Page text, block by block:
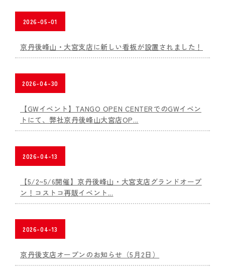
2026-05-01
京丹後峰山・大宮支店に新しい看板が設置されました！
2026-04-30
【GWイベント】TANGO OPEN CENTERでのGWイベン
トにて、弊社京丹後峰山大宮店OP...
2026-04-13
【5/2~5/6開催】京丹後峰山・大宮支店グランドオープ
ン！コストコ再販イベント...
2026-04-13
京丹後支店オープンのお知らせ（5月2日）